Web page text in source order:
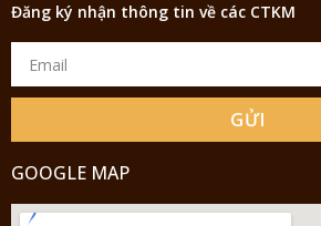
Đăng ký nhận thông tin về các CTKM
GỬI
GOOGLE MAP